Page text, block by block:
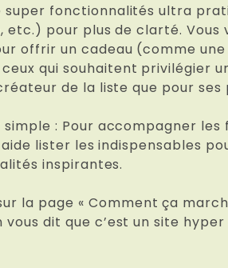
fonctionnalités ultra
pour plus de clarté. Vous
offrir un cadeau (comme
qui souhaitent privilégier
de la liste que pour ses
: Pour accompagner
lister les indispensables
inspirantes.
la page « Comment ça
dit que c’est un site